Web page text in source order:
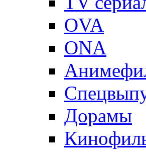
OVA
ONA
Дорамы